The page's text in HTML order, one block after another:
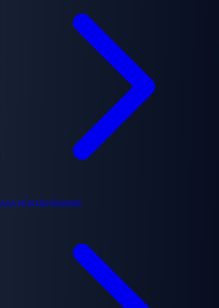
Arco #6 El Día Prometido